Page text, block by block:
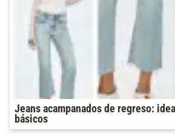
Jeans acampanados de regreso:
básicos